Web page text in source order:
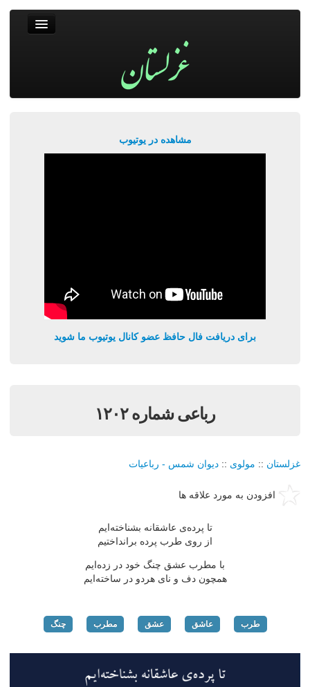
مشاهده در یوتیوب
برای دریافت فال حافظ عضو کانال یوتیوب ما شوید
رباعی شماره ۱۲۰۲
غزلستان :: مولوی :: دیوان شمس - رباعیات
افزودن به مورد علاقه ها
تا پرده‌ی عاشقانه بشناخته‌ایم
از روی طرب پرده برانداختیم
با مطرب عشق چنگ خود در زده‌ایم
همچون دف و نای هردو در ساخته‌ایم
طرب عاشق عشق مطرب چنگ